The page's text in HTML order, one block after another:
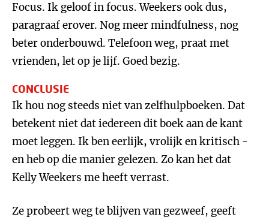
Focus. Ik geloof in focus. Weekers ook dus,
paragraaf erover. Nog meer mindfulness, nog
beter onderbouwd. Telefoon weg, praat met
vrienden, let op je lijf. Goed bezig.
CONCLUSIE
Ik hou nog steeds niet van zelfhulpboeken. Dat
betekent niet dat iedereen dit boek aan de kant
moet leggen. Ik ben eerlijk, vrolijk en kritisch -
en heb op die manier gelezen. Zo kan het dat
Kelly Weekers me heeft verrast.
Ze probeert weg te blijven van gezweef, geeft